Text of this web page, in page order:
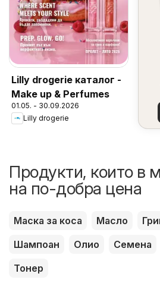
Lilly drogerie каталог -
Make up & Perfumes
01.05. - 30.09.2026
Lilly drogerie
Продукти, които в
на по-добра цена
Маска за коса Масло
Шампоан
Олио Семена
Тонер